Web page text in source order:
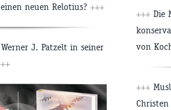
neuen Relotius? +++
J. Patzelt in seiner
+++ Die
von
+++